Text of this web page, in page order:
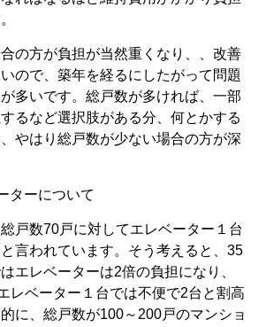
の方が負担が当然重くなり、、改善
ので、築年を経るにしたがって問題
多いです。総戸数が多ければ、一部
るなど選択肢がある分、何とかする
やはり総戸数が少ない場合の方が深
ターについて
戸数70戸に対してエレベーター１台
言われています。そう考えると、 35
エレベーターは2倍の負担になり、
レベーター１台では不便で2台と割高
に、総戸数が100～ 200戸のマンショ